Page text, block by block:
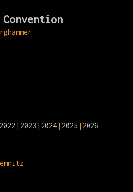
2022 2023 2024 2025 2026